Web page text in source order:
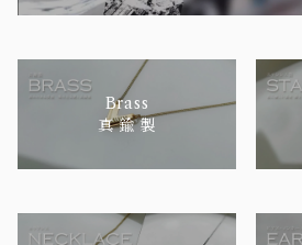
Brass
真 鍮 製